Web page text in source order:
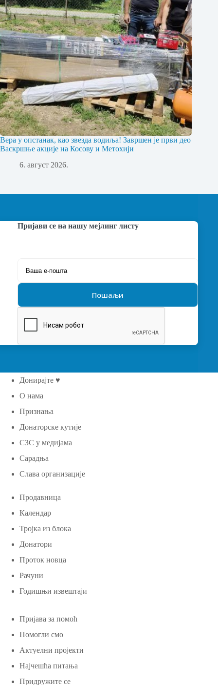
Вера у опстанак, као звезда водиља! Завршен је први део
Васкршње акције на Косову и Метохији
6. август 2026.
Пријави се на нашу мејлинг листу
Донирајте ♥
О нама
Признања
Донаторске кутије
СЗС у медијама
Сарадња
Слава организације
Продавница
Календар
Тројка из блока
Донатори
Проток новца
Рачуни
Годишњи извештаји
Пријава за помоћ
Помогли смо
Актуелни пројекти
Најчешћа питања
Придружите се